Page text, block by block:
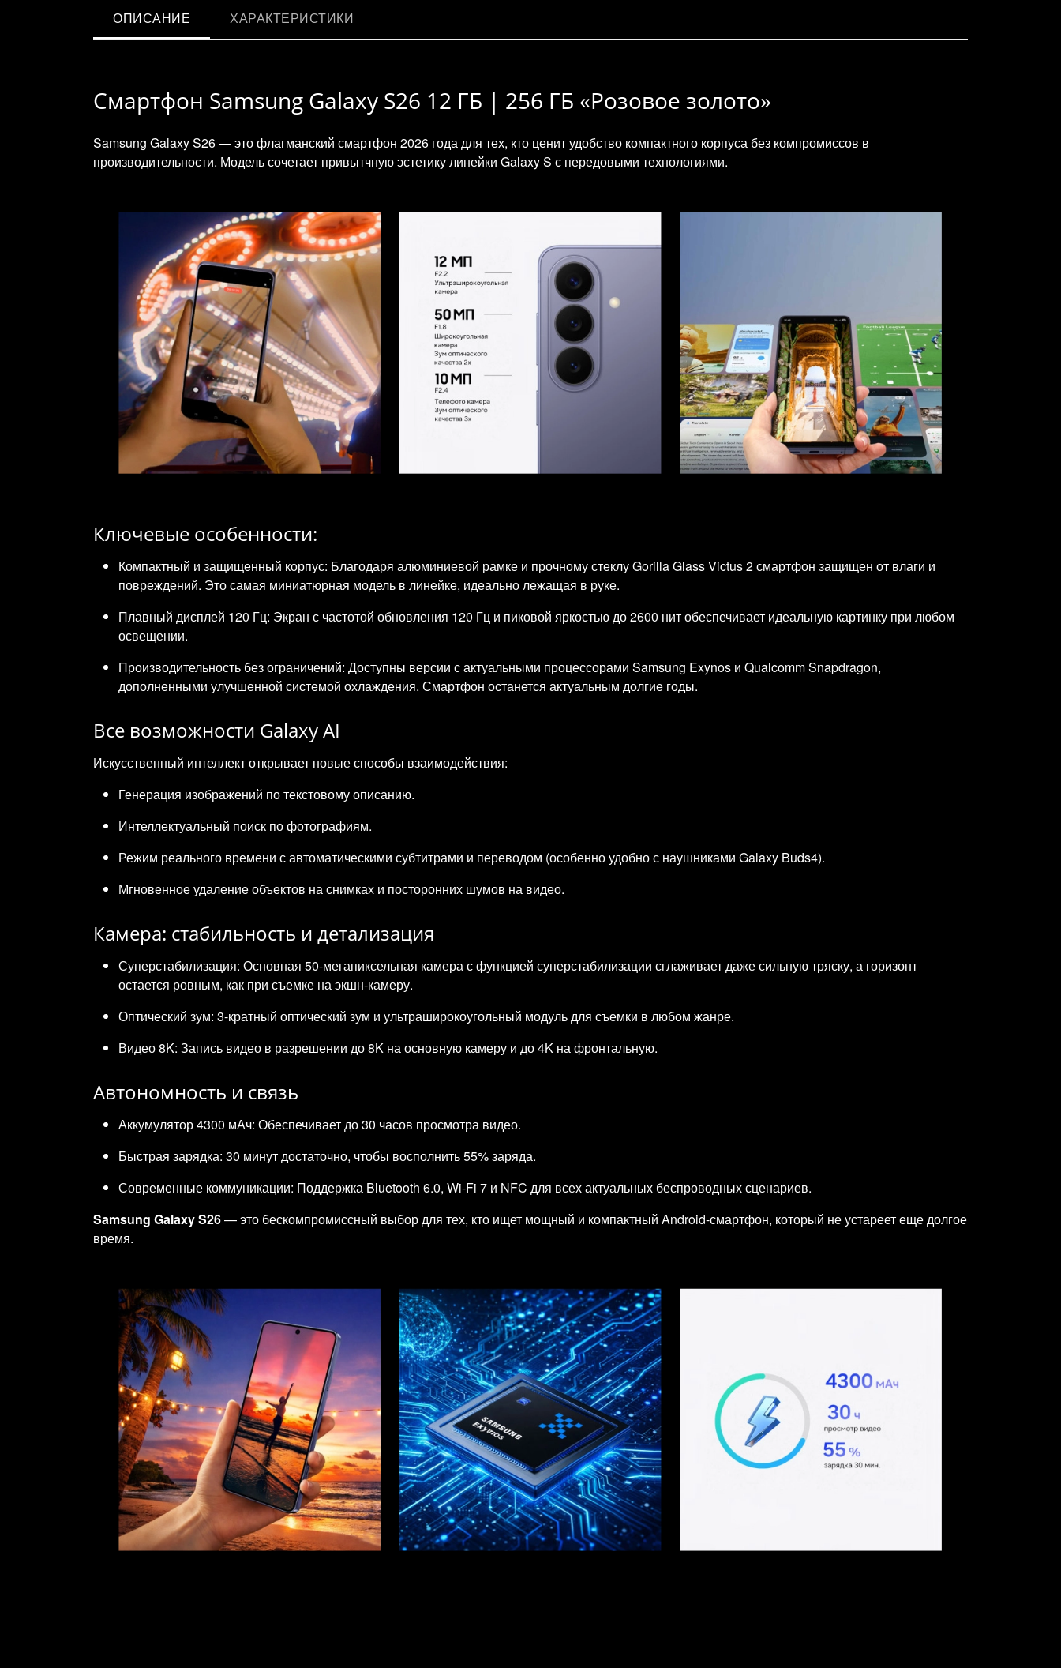
ОПИСАНИЕ ХАРАКТЕРИСТИКИ
Смартфон Samsung Galaxy S26 12 ГБ | 256 ГБ «Розовое золото»
Samsung Galaxy S26 — это флагманский смартфон 2026 года для тех, кто ценит удобство компактного корпуса без компромиссов в
производительности. Модель сочетает привытчную эстетику линейки Galaxy S с передовыми технологиями.
Ключевые особенности:
Компактный и защищенный корпус: Благодаря алюминиевой рамке и прочному стеклу Gorilla Glass Victus 2 смартфон защищен от влаги и
повреждений. Это самая миниатюрная модель в линейке, идеально лежащая в руке.
Плавный дисплей 120 Гц: Экран с частотой обновления 120 Гц и пиковой яркостью до 2600 нит обеспечивает идеальную картинку при любом
освещении.
Производительность без ограничений: Доступны версии с актуальными процессорами Samsung Exynos и Qualcomm Snapdragon,
дополненными улучшенной системой охлаждения. Смартфон останется актуальным долгие годы.
Все возможности Galaxy AI
Искусственный интеллект открывает новые способы взаимодействия:
Генерация изображений по текстовому описанию.
Интеллектуальный поиск по фотографиям.
Режим реального времени с автоматическими субтитрами и переводом (особенно удобно с наушниками Galaxy Buds4).
Мгновенное удаление объектов на снимках и посторонних шумов на видео.
Камера: стабильность и детализация
Суперстабилизация: Основная 50-мегапиксельная камера с функцией суперстабилизации сглаживает даже сильную тряску, а горизонт
остается ровным, как при съемке на экшн-камеру.
Оптический зум: 3-кратный оптический зум и ультраширокоугольный модуль для съемки в любом жанре.
Видео 8K: Запись видео в разрешении до 8K на основную камеру и до 4K на фронтальную.
Автономность и связь
Аккумулятор 4300 мАч: Обеспечивает до 30 часов просмотра видео.
Быстрая зарядка: 30 минут достаточно, чтобы восполнить 55% заряда.
Современные коммуникации: Поддержка Bluetooth 6.0, Wi-Fi 7 и NFC для всех актуальных беспроводных сценариев.
Samsung Galaxy S26— это бескомпромиссный выбор для тех, кто ищет мощный и компактный Android-смартфон, который не устареет еще долгое
время.